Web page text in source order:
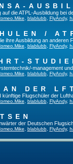
die ATPL-Ausbildung bei
, blablubb, FlyAndy,
/
ihre Ausbildung an anderen
blablubb, FlyAndy,
management
, blablubb, FlyAndy,
AN DER
Flugschüler der
blablubb, FlyAndy,
der Deutschen
, blablubb, FlyAndy,